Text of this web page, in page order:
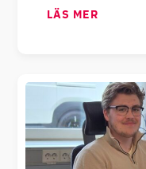
LÄS MER